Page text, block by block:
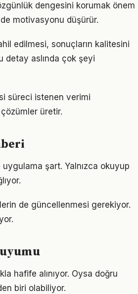
dengesini korumak önem
motivasyonu düşürür.
edilmesi, sonuçların kalitesini
detay aslında çok şeyi
süreci istenen verimi
üretir.
şart. Yalnızca okuyup
de güncellenmesi gerekiyor.
hafife alınıyor. Oysa doğru
biri olabiliyor.